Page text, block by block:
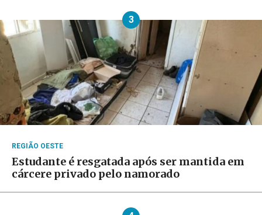
3
REGIÃO OESTE
Estudante é resgatada após ser mantida em
cárcere privado pelo namorado